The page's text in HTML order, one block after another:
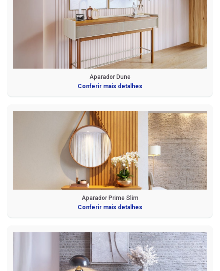
Aparador Dune
Conferir mais detalhes
Aparador Prime Slim
Conferir mais detalhes